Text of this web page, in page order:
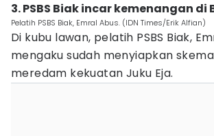
3. PSBS Biak incar kemenangan di
Pelatih PSBS Biak, Emral Abus. (IDN Times/Erik Alfian)
Di kubu lawan, pelatih PSBS Biak,
mengaku sudah menyiapkan
meredam kekuatan Juku Eja.